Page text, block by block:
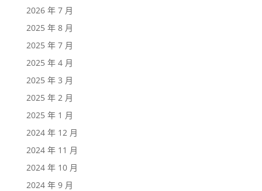
2026 年 7 月
2025 年 8 月
2025 年 7 月
2025 年 4 月
2025 年 3 月
2025 年 2 月
2025 年 1 月
2024 年 12 月
2024 年 11 月
2024 年 10 月
2024 年 9 月